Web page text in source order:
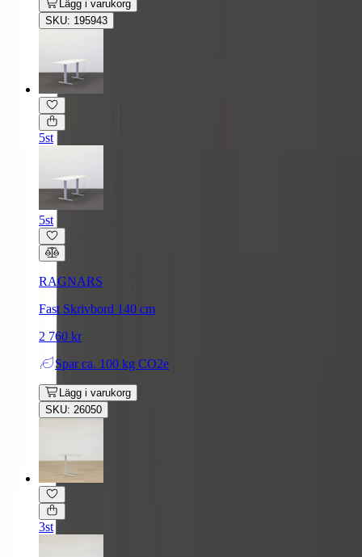
Lägg i varukorg
SKU: 195943
5st
5st
RAGNARS
Fast Skrivbord 140 cm
2 760 kr
Spar ca. 100 kg CO2e
Lägg i varukorg
SKU: 26050
3st